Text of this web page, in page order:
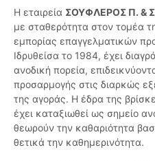
Η εταιρεία ΣΟΥΦΛΕΡΟΣ Π. &
με σταθερότητα στον τομέα
εμπορίας επαγγελματικών
Ιδρυθείσα το 1984, έχει
ανοδική πορεία,
προσαρμογής στις διαρκώς
της αγοράς. Η έδρα της
έχει καταξιωθεί ως σημείο
θεωρούν την καθαριότητα
θετικά την καθημερινότητα.